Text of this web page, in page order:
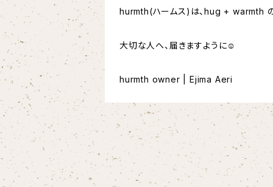
hurmth(ハームス)は、hug + warmth
大切な人へ、届きますように☺︎
hurmth owner | Ejima Aeri